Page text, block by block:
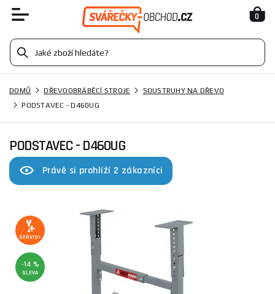
0
DOMŮ DŘEVOOBRÁBĚCÍ STROJE
SOUSTRUHY NA DŘEVO
PODSTAVEC - D460UG
PODSTAVEC - D460UG
Právě si prohlíží 2 zákazníci
SERVIS+
-14 %
SLEVA